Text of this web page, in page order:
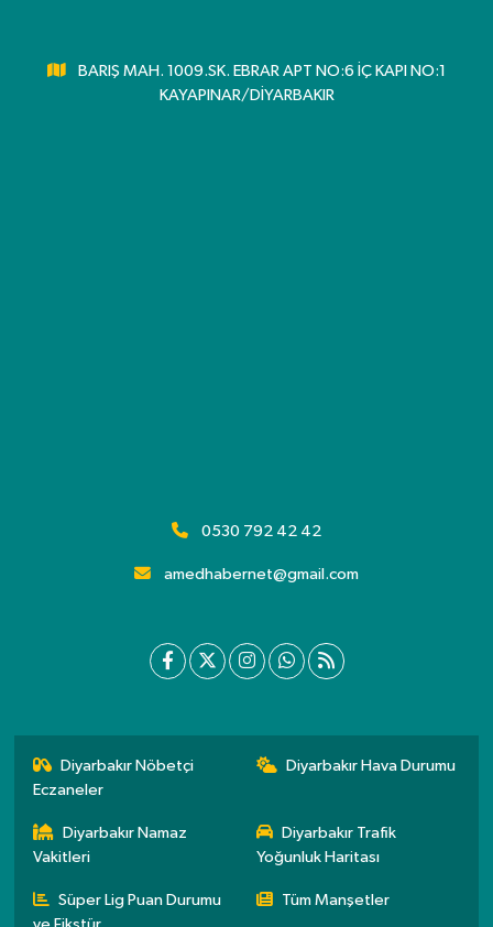
BARIŞ MAH. 1009.SK. EBRAR APT NO:6 İÇ KAPI NO:1
KAYAPINAR/DİYARBAKIR
0530 792 42 42
amedhabernet@gmail.com
Diyarbakır Nöbetçi
Eczaneler
Diyarbakır Hava Durumu
Diyarbakır Namaz
Vakitleri
Diyarbakır Trafik
Yoğunluk Haritası
Süper Lig Puan Durumu
ve Fikstür
Tüm Manşetler